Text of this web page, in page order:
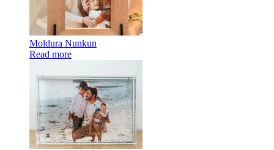
Moldura Nunkun
Read more